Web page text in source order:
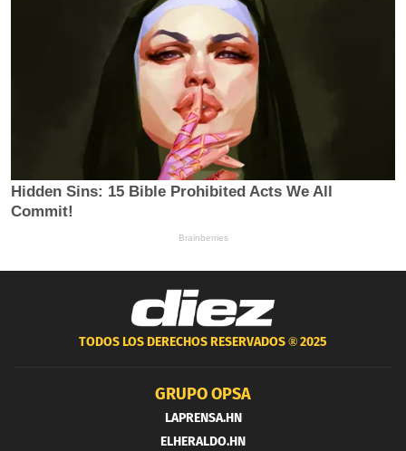
TODOS LOS DERECHOS RESERVADOS ®2025
GRUPO OPSA
LAPRENSA.HN
ELHERALDO.HN